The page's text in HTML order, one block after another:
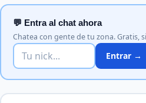
💬 Entra al chat ahora
Chatea con gente de tu zona. Gratis,
Entrar →